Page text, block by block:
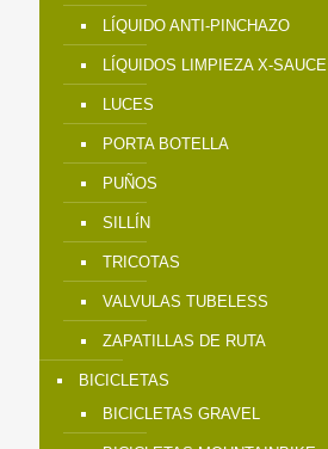
LÍQUIDO ANTI-PINCHAZO
LÍQUIDOS LIMPIEZA X-SAUCE
LUCES
PORTA BOTELLA
PUÑOS
SILLÍN
TRICOTAS
VALVULAS TUBELESS
ZAPATILLAS DE RUTA
BICICLETAS
BICICLETAS GRAVEL